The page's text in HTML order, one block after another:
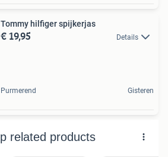
Tommy hilfiger spijkerjas
€ 19,95 Details
Purmerend Gisteren